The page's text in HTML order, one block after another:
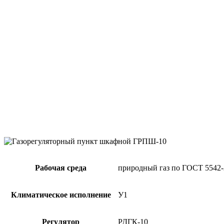
Рабочая среда природный газ по ГОСТ
Климатическое исполнение У1
Регулятор РДГК-10